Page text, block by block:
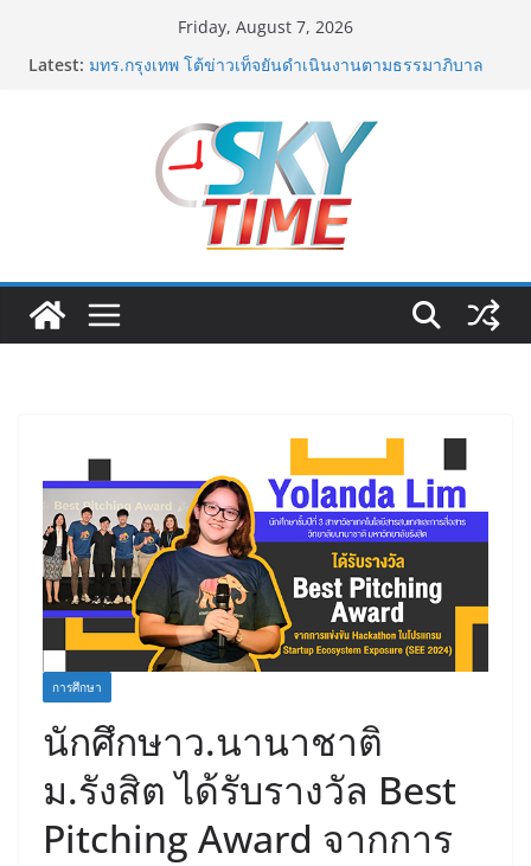
Friday, August 7, 2026
Latest: มทร.กรุงเทพ โต้ข่าวเท็จยันดำเนินงานตามธรรมาภิบาล
ฟุตซอลไทย พ่าย รัสเซีย 1-7 ส่งท้ายรายการ คอนติเนนทัล
ฟุตซอล แชมเปี้ยนชิพ 2026
ททท. เดินหน้ารุกตลาด Corporate Travel ดึงเอเย่นต์กว่า
52 บริษัท ทดสอบเส้นทางท่องเที่ยว Corporate ยกระดับ
ภาคตะวันออกสู่จุดหมายปลายทางคุณภาพ
ททท. ต้อนรับเที่ยวบินปฐมฤกษ์สายการบิน TransNusa
Airlines เส้นทางจาการ์ตา-กรุงเทพฯ เสริม Air
Connectivity ดึงนักท่องเที่ยวคุณภาพจากอินโดนีเซีย เริ่ม
เที่ยวแรกบินแรก 6 สิงหาคมนี้
ม.วลัยลักษณ์ จับมือ รพ.กรุงเทพสิริโรจน์ ยกระดับ
การศึกษา
นักศึกษาว.นานาชาติ
ม.รังสิต ได้รับรางวัล Best
Pitching Award จากการ